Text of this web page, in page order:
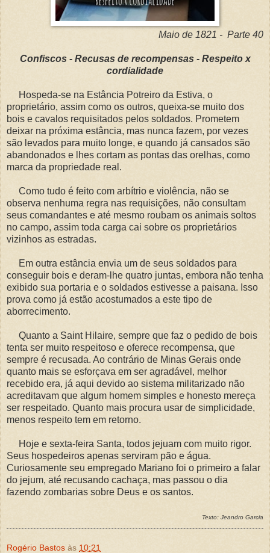
Maio de 1821 - Parte 40
Confiscos - Recusas de recompensas - Respeito x
cordialidade
Hospeda-se na Estância Potreiro da Estiva, o
proprietário, assim como os outros, queixa-se muito dos
bois e cavalos requisitados pelos soldados. Prometem
deixar na próxima estância, mas nunca fazem, por vezes
são levados para muito longe, e quando já cansados são
abandonados e lhes cortam as pontas das orelhas, como
marca da propriedade real.
Como tudo é feito com arbítrio e violência, não se
observa nenhuma regra nas requisições, não consultam
seus comandantes e até mesmo roubam os animais soltos
no campo, assim toda carga cai sobre os proprietários
vizinhos as estradas.
Em outra estância envia um de seus soldados para
conseguir bois e deram-lhe quatro juntas, embora não tenha
exibido sua portaria e o soldados estivesse a paisana. Isso
prova como já estão acostumados a este tipo de
aborrecimento.
Quanto a Saint Hilaire, sempre que faz o pedido de bois
tenta ser muito respeitoso e oferece recompensa, que
sempre é recusada. Ao contrário de Minas Gerais onde
quanto mais se esforçava em ser agradável, melhor
recebido era, já aqui devido ao sistema militarizado não
acreditavam que algum homem simples e honesto mereça
ser respeitado. Quanto mais procura usar de simplicidade,
menos respeito tem em retorno.
Hoje e sexta-feira Santa, todos jejuam com muito rigor.
Seus hospedeiros apenas serviram pão e água.
Curiosamente seu empregado Mariano foi o primeiro a falar
do jejum, até recusando cachaça, mas passou o dia
fazendo zombarias sobre Deus e os santos.
Texto: Jeandro Garcia
Rogério Bastos às 10:21